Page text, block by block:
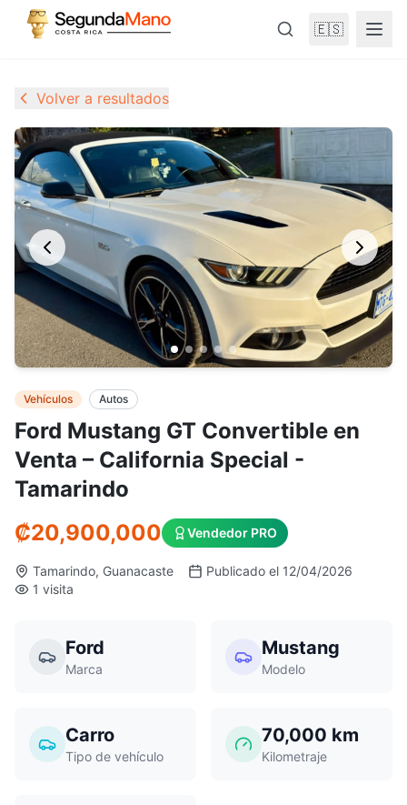
🇪🇸
Volver a resultados
Ford Mustang GT Convertible en
Venta – California Special -
Tamarindo
Vehículos Autos
₡20,900,000 Vendedor PRO
Tamarindo, Guanacaste
Publicado el 12/04/2026
1 visita
Ford
Marca
Mustang
Modelo
Carro
Tipo de vehículo
70,000 km
Kilometraje